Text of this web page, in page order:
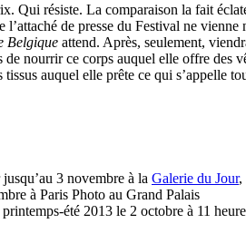
Qui résiste. La comparaison la fait
l’attaché de presse du Festival ne
Belgique attend. Après, seulement,
de nourrir ce corps auquel elle offre des
tissus auquel elle prête ce qui s’appelle
3 novembre à la Galerie du Jour,
à Paris Photo au Grand Palais
été 2013 le 2 octobre à 11